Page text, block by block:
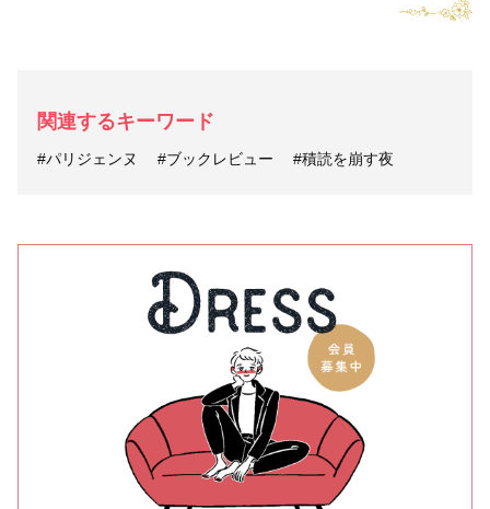
関連するキーワード
#パリジェンヌ #ブックレビュー #積読を崩す夜